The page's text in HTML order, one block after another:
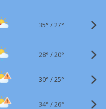
35° /27°
28° /20°
30° /25°
34° /26°